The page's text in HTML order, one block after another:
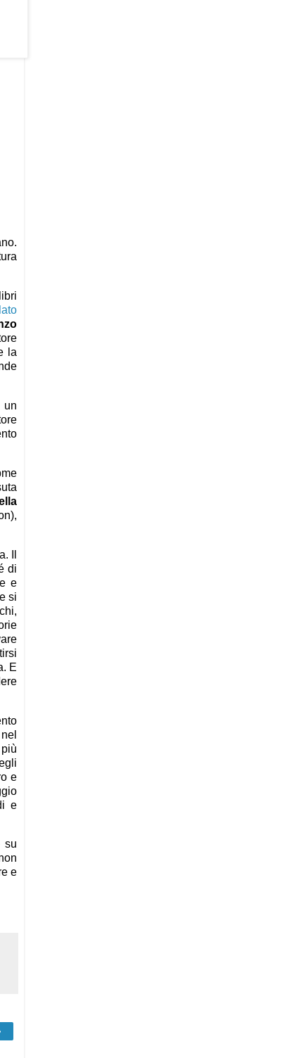
la
un
Il
di
e
si
E
e
e
su
e